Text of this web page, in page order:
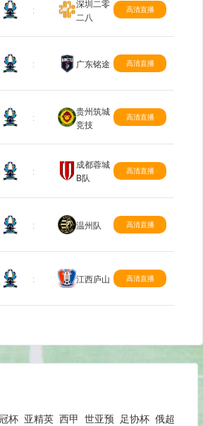
:
深圳二零
二八
高清直播
: 广东铭途 高清直播
:
贵州筑城
竞技
高清直播
:
成都蓉城
B队
高清直播
: 温州队 高清直播
: 江西庐山 高清直播
杯 亚精英 西甲 世亚预 足协杯 俄超